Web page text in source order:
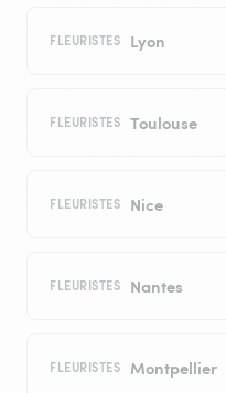
FLEURISTES Lyon
FLEURISTES Toulouse
FLEURISTES Nice
FLEURISTES Nantes
FLEURISTES Montpellier